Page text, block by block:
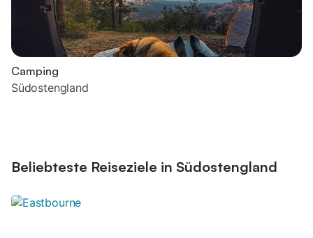
Camping
Südostengland
Beliebteste Reiseziele in Südostengland